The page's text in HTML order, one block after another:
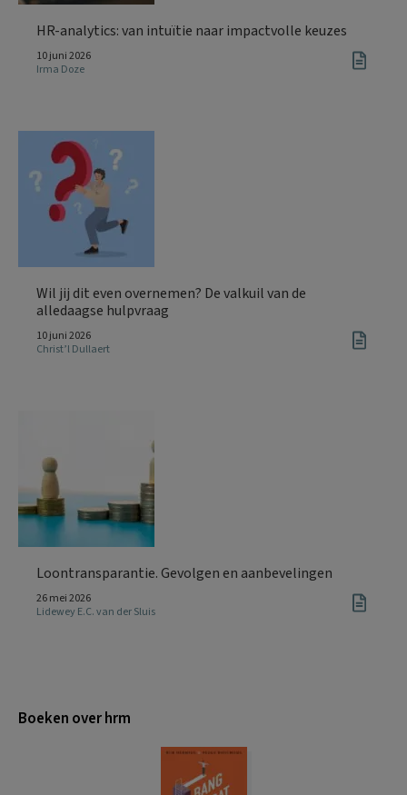
HR-analytics: van intuïtie naar impactvolle keuzes
10 juni 2026
Irma Doze
Wil jij dit even overnemen? De valkuil van de
alledaagse hulpvraag
10 juni 2026
Christ’l Dullaert
Loontransparantie. Gevolgen en aanbevelingen
26 mei 2026
Lidewey E.C. van der Sluis
Boeken over hrm